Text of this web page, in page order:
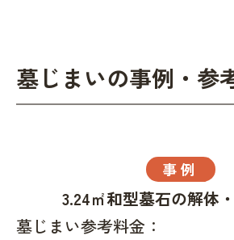
墓じまいの事例・参
事例
3.24㎡和型墓石の解体
墓じまい参考料金：